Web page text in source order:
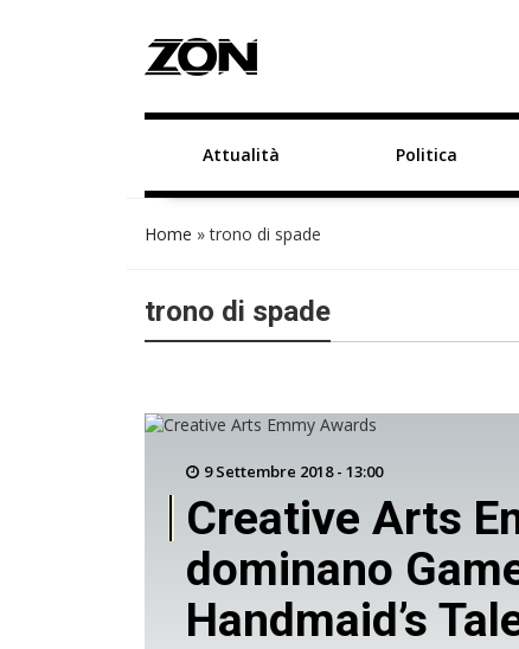
Attualità Politica
Home »trono di spade
trono di spade
9 Settembre 2018 - 13:00
Creative Arts
dominano
Handmaid’s